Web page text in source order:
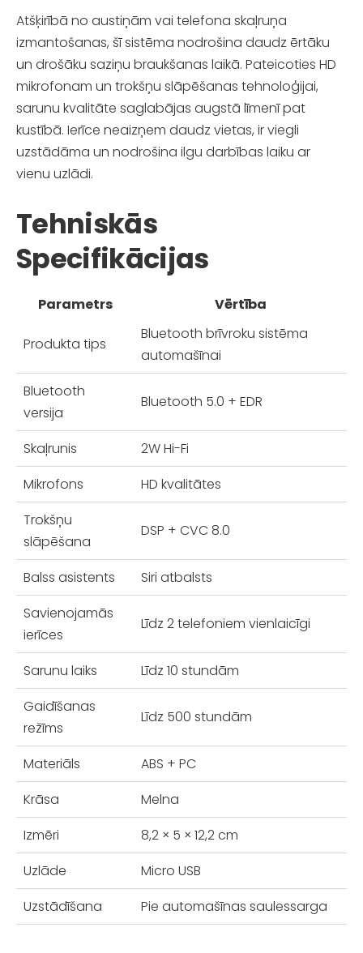
Atšķirībā no austiņām vai telefona skaļruņa
izmantošanas, šī sistēma nodrošina daudz ērtāku
un drošāku saziņu braukšanas laikā. Pateicoties HD
mikrofonam un trokšņu slāpēšanas tehnoloģijai,
sarunu kvalitāte saglabājas augstā līmenī pat
kustībā. Ierīce neaizņem daudz vietas, ir viegli
uzstādāma un nodrošina ilgu darbības laiku ar
vienu uzlādi.
Tehniskās
Specifikācijas
Parametrs Vērtība
Produkta tips
Bluetooth brīvroku sistēma
automašīnai
Bluetooth
versija
Bluetooth 5.0 + EDR
Skaļrunis
2W Hi-Fi
Mikrofons
HD kvalitātes
Trokšņu
slāpēšana
DSP + CVC 8.0
Balss asistents
Siri atbalsts
Savienojamās
ierīces
Līdz 2 telefoniem vienlaicīgi
Sarunu laiks
Līdz 10 stundām
Gaidīšanas
režīms
Līdz 500 stundām
Materiāls
ABS + PC
Krāsa
Melna
Izmēri
8,2 × 5 × 12,2 cm
Uzlāde
Micro USB
Uzstādīšana
Pie automašīnas saulessarga